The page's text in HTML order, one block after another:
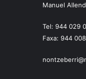
Manuel
Tel: 944 029
Faxa: 944